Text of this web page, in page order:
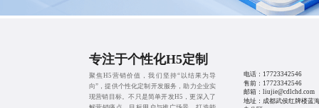
专注于个性化H5定制
聚焦H5营销价值，我们坚持“以结果为导
向”，提供个性化定制开发服务，助力企业实
现营销目标。不只是简单开发H5，更深入了
电话： 17723342546
售前： 17723342546
邮箱：liujie@cdlchd.com
地址：成都武侯红牌楼蓝